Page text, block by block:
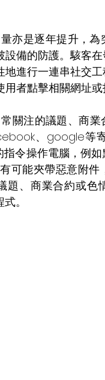
備的防護。駭客
進行一連串社交
者點擊相關網址
關注的議題、商
、google等
令操作電腦，例如
可能夾帶惡意附
、商業合約或色
。